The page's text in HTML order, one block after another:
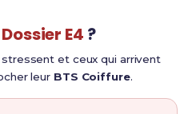
Dossier E4 ?
et ceux qui arrivent
leur BTS Coiffure.